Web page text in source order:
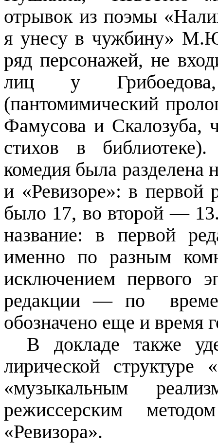
отрывок из поэмы
я унесу в чужбину»
ряд персонажей, не
лиц у
(пантомимический
Фамусова и Скалозуба,
стихов в
комедия была разделена
и «Ревизоре»: в первой
было 17, во второй—
название: в первой
именно по разным
исключением первого
редакции—по
обозначено еще и время
В докладе также
лирической
«музыкальным
режиссерским
«Ревизора».